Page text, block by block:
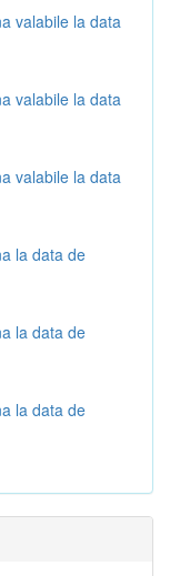
valabile la data
valabile la data
valabile la data
la data de
la data de
la data de